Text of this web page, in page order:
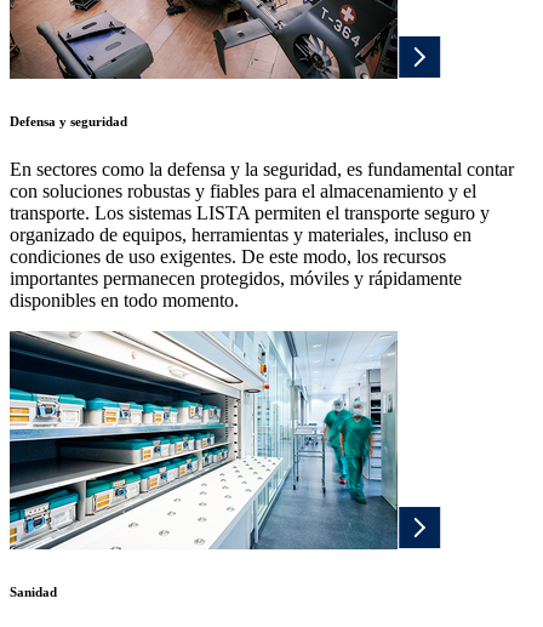
Defensa y seguridad
En sectores como la defensa y la seguridad, es fundamental contar
con soluciones robustas y fiables para el almacenamiento y el
transporte. Los sistemas LISTA permiten el transporte seguro y
organizado de equipos, herramientas y materiales, incluso en
condiciones de uso exigentes. De este modo, los recursos
importantes permanecen protegidos, móviles y rápidamente
disponibles en todo momento.
Sanidad